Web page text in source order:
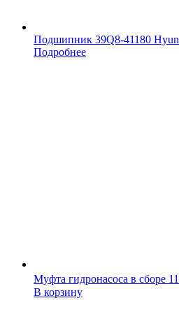
Подшипник 39Q8-41180
Подробнее
Муфта гидронасоса в сборе
В корзину